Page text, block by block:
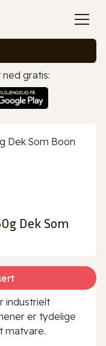
ned gratis:
Dek Som
industrielt
er tydelige
matvare.